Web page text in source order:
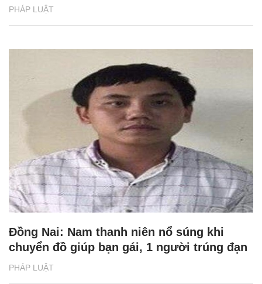
PHÁP LUẬT
PHÁP LUẬT
Đồng Nai: Nam thanh niên nổ súng khi
chuyển đồ giúp bạn gái, 1 người trúng đạn